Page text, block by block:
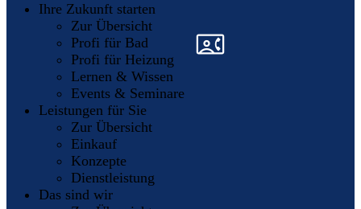
Ihre Zukunft starten
Zur Übersicht
Profi für Bad
Profi für Heizung
Lernen & Wissen
Events & Seminare
Leistungen für Sie
Zur Übersicht
Einkauf
Konzepte
Dienstleistung
Das sind wir
»